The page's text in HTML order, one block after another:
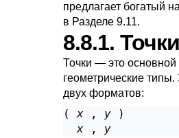
предлагает богатый
в Разделе 9.11.
8.8.1. Точки
Точки — это основной
геометрические
двух форматов:
( x , y )
x , y